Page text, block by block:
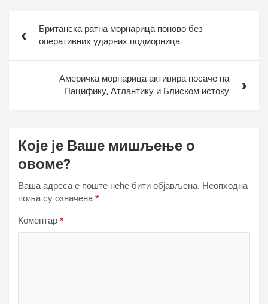
чланкаБританска ратна морнарица поново без
оперативних ударних подморница
Америчка морнарица активира носаче на
Пацифику, Атлантику и Блиском истоку
Које је Ваше мишљење о
овоме?
Ваша адреса е-поште неће бити објављена. Неопходна
поља су означена*
Коментар *